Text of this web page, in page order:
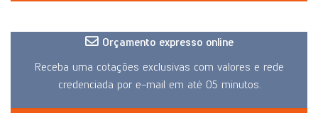
Orçamento expresso online
Receba uma cotações exclusivas com valores e rede
credenciada por e-mail em até 05 minutos.